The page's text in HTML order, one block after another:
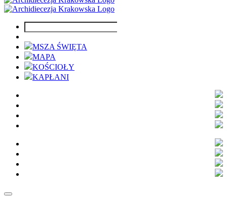
MSZA ŚWIĘTA
MAPA
KOŚCIOŁY
KAPŁANI